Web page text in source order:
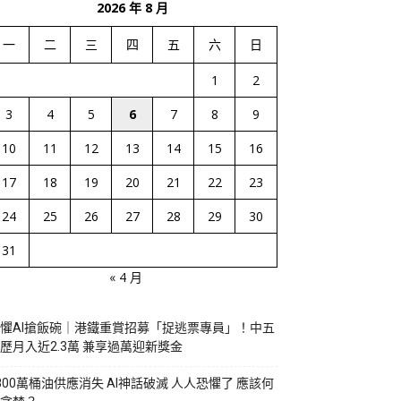
2026 年 8 月
一 二 三 四 五 六 日
1
2
3
4 5 6 7 8
9
10
11 12 13 14 15
16
17
18 19 20 21 22
23
24
25 26 27 28 29
30
31
« 4 月
AI搶飯碗｜港鐵重賞招募「捉逃票專員」！中五
月入近2.3萬 兼享過萬迎新獎金
萬桶油供應消失 AI神話破滅 人人恐懼了 應該何